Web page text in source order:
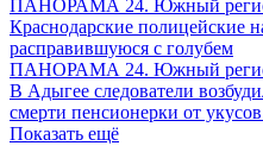
ПАНОРАМА 24. Южный
Краснодарские полицейские
расправившуюся с голубем
ПАНОРАМА 24. Южный
В Адыгее следователи
смерти пенсионерки от
Показать ещё